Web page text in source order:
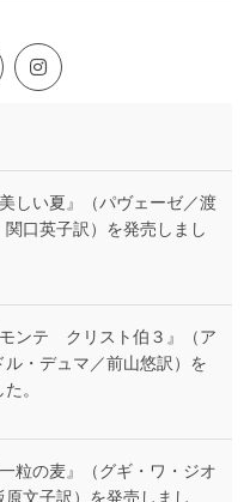
しい夏』（パヴェーゼ／渡
関口英子訳）を発売しまし
ンテ゠クリスト伯３』（ア
ル・デュマ／前山悠訳）を
。
粒の麦』（グギ・ワ・ジオ
原文子訳）を発売しまし